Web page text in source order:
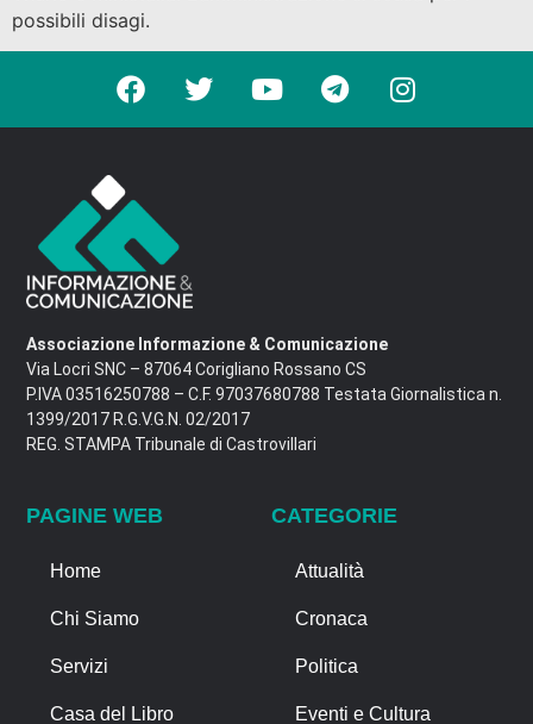
possibili disagi.
Associazione Informazione & Comunicazione
Via Locri SNC – 87064 Corigliano Rossano CS
P.IVA 03516250788 – C.F. 97037680788 Testata Giornalistica n.
1399/2017 R.G.V.G.N. 02/2017
REG. STAMPA Tribunale di Castrovillari
PAGINE WEB
Home
Chi Siamo
Servizi
Casa del Libro
CATEGORIE
Attualità
Cronaca
Politica
Eventi e Cultura